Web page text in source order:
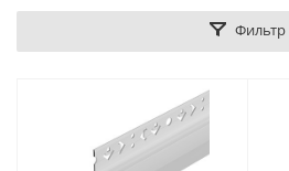
Фильтр